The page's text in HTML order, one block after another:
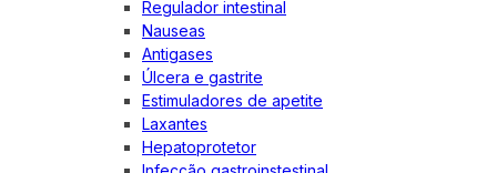
Regulador intestinal
Nauseas
Antigases
Úlcera e gastrite
Estimuladores de apetite
Laxantes
Hepatoprotetor